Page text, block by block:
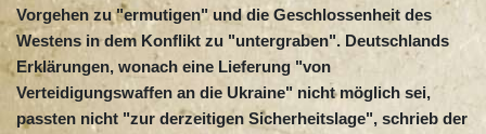
Vorgehen zu "ermutigen" und die Geschlossenheit des
Westens in dem Konflikt zu "untergraben". Deutschlands
Erklärungen, wonach eine Lieferung "von
Verteidigungswaffen an die Ukraine" nicht möglich sei,
passten nicht "zur derzeitigen Sicherheitslage", schrieb der